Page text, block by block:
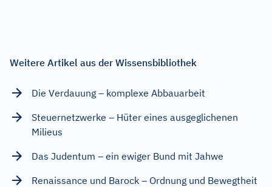
Weitere Artikel aus der Wissensbibliothek
Die Verdauung – komplexe Abbauarbeit
Steuernetzwerke – Hüter eines ausgeglichenen
Milieus
Das Judentum – ein ewiger Bund mit Jahwe
Renaissance und Barock – Ordnung und Bewegtheit